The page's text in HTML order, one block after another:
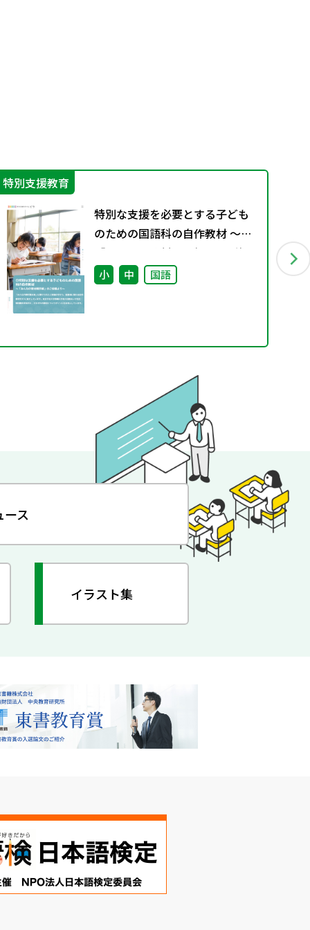
特別支援教育
特別な支援を必要とする子ども
のための国語科の自作教材 ～
「みんなの教材掲示板」のご投
稿より～
小 中 国語
ス
イラスト集